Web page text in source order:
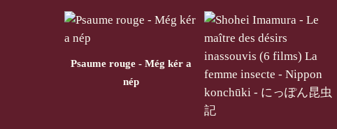
Psaume rouge - Még kér a
nép